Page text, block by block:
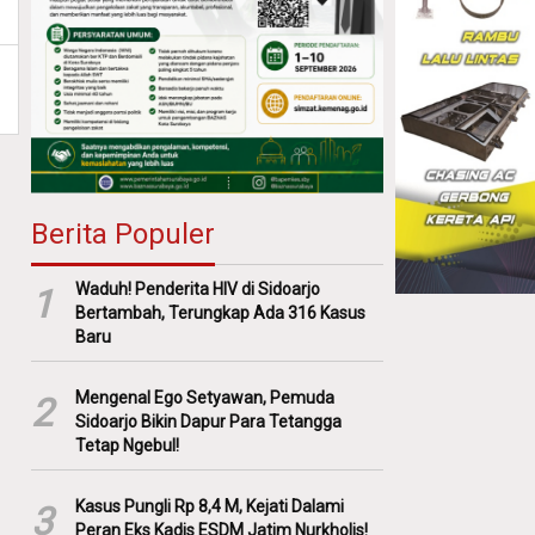
Berita Populer
1
Waduh! Penderita HIV di Sidoarjo
Bertambah, Terungkap Ada 316 Kasus
Baru
2
Mengenal Ego Setyawan, Pemuda
Sidoarjo Bikin Dapur Para Tetangga
Tetap Ngebul!
3
Kasus Pungli Rp 8,4 M, Kejati Dalami
Peran Eks Kadis ESDM Jatim Nurkholis!